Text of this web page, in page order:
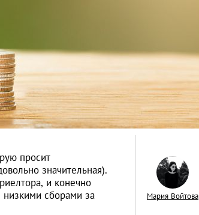
просит
значительная).
и конечно
сборами за
Мария Войтова